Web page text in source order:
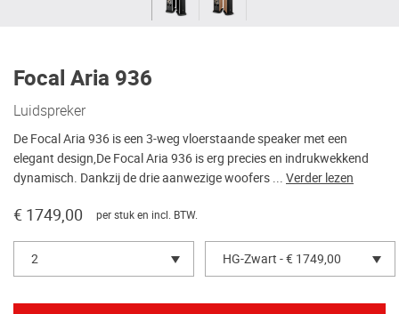
Focal Aria 936
Luidspreker
De Focal Aria 936 is een 3-weg vloerstaande speaker met een
elegant design,De Focal Aria 936 is erg precies en indrukwekkend
dynamisch. Dankzij de drie aanwezige woofers ... Verder lezen
€ 1749,00 per stuk en incl. BTW.
2 HG-Zwart - € 1749,00